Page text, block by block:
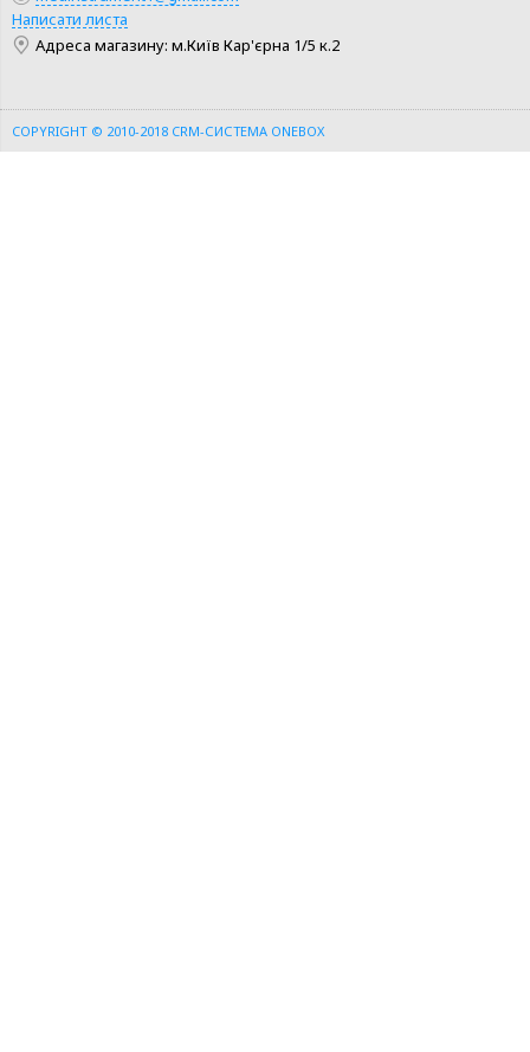
Написати листа
Адреса магазину: м.Київ Кар'єрна 1/5 к.2
COPYRIGHT © 2010-2018 CRM-СИСТЕМА ONEBOX